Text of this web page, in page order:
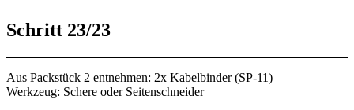
Schritt 23/23
Aus Packstück 2 entnehmen: 2x Kabelbinder (SP-11)
Werkzeug: Schere oder Seitenschneider